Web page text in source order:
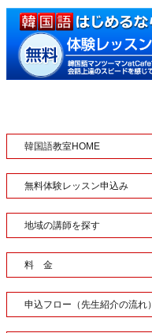
韓国語教室HOME
無料体験レッスン申込み
地域の講師を探す
料 金
申込フロー（先生紹介の流れ）